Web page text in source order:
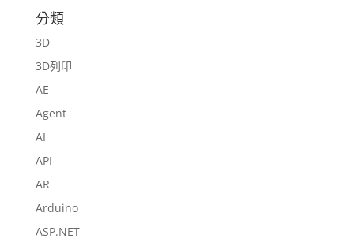
分類
3D
3D列印
AE
Agent
AI
API
AR
Arduino
ASP.NET